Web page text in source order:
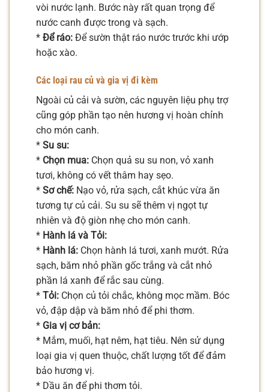
vòi nước lạnh. Bước này rất quan trọng để
nước canh được trong và sạch.
* Để ráo: Để sườn thật ráo nước trước khi ướp
hoặc xào.
Các loại rau củ và gia vị đi kèm
Ngoài củ cải và sườn, các nguyên liệu phụ trợ
cũng góp phần tạo nên hương vị hoàn chỉnh
cho món canh.
* Su su:
* Chọn mua: Chọn quả su su non, vỏ xanh
tươi, không có vết thâm hay sẹo.
* Sơ chế: Nạo vỏ, rửa sạch, cắt khúc vừa ăn
tương tự củ cải. Su su sẽ thêm vị ngọt tự
nhiên và độ giòn nhẹ cho món canh.
* Hành lá và Tỏi:
* Hành lá: Chọn hành lá tươi, xanh mướt. Rửa
sạch, băm nhỏ phần gốc trắng và cắt nhỏ
phần lá xanh để rắc sau cùng.
* Tỏi: Chọn củ tỏi chắc, không mọc mầm. Bóc
vỏ, đập dập và băm nhỏ để phi thơm.
* Gia vị cơ bản:
* Mắm, muối, hạt nêm, hạt tiêu. Nên sử dụng
loại gia vị quen thuộc, chất lượng tốt để đảm
bảo hương vị.
* Dầu ăn để phi thơm tỏi.